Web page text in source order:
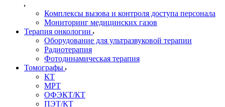
Комплексы вызова и контроля доступа персонала
Мониторинг медицинских газов
Терапия онкологии
Оборудование для ультразвуковой терапии
Радиотерапия
Фотодинамическая терапия
Томографы
КТ
МРТ
ОФЭКТ/КТ
ПЭТ/КТ